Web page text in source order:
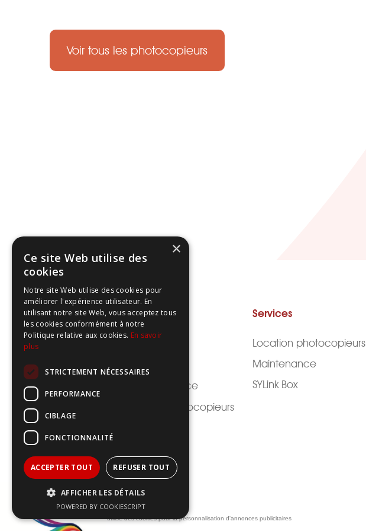
Voir tous les photocopieurs
Les produits
Canon IR advance
Voir tous les photocopieurs
Services
Location photocopieurs
Maintenance
SYLink Box
Le site auxiliumburo.fr utilise des cookies pour la personnalisation d'annonces publicitaires
×
Ce site Web utilise des
cookies
Notre site Web utilise des cookies pour
améliorer l'expérience utilisateur. En
utilisant notre site Web, vous acceptez tous
les cookies conformément à notre
Politique relative aux cookies. En savoir
plus
STRICTEMENT NÉCESSAIRES
PERFORMANCE
CIBLAGE
FONCTIONNALITÉ
ACCEPTER TOUT REFUSER TOUT
AFFICHER LES DÉTAILS
POWERED BY COOKIESCRIPT